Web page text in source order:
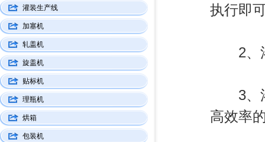
执行即
2、灌
3、灌
高效率
灌装生产线
加塞机
轧盖机
旋盖机
贴标机
理瓶机
烘箱
包装机